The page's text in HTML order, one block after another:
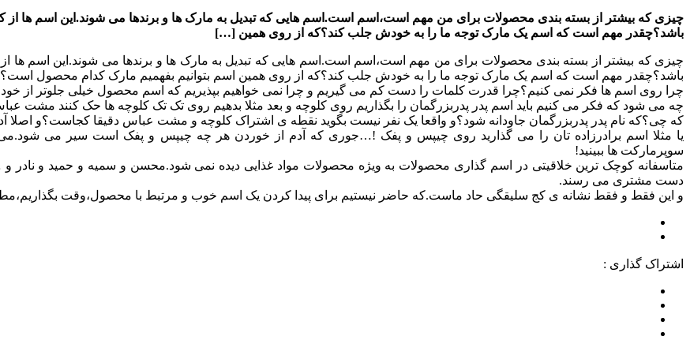
چیزی که بیشتر از بسته بندی محصولات برای من مهم است،اسم است.اسم هایی که تبدیل به مارک ها و برندها می شوند.این اسم ها
باشد؟چقدر مهم است که اسم یک مارک توجه ما را به خودش جلب کند؟که از روی همین […]
چیزی که بیشتر از بسته بندی محصولات برای من مهم است،اسم است.اسم هایی که تبدیل به مارک ها و برندها می شوند.این اسم
باشد؟چقدر مهم است که اسم یک مارک توجه ما را به خودش جلب کند؟که از روی همین اسم بتوانیم بفهمیم مارک کدام محصول است؟
چرا روی اسم ها فکر نمی کنیم؟چرا قدرت کلمات را دست کم می گیریم و چرا نمی خواهیم بپذیریم که اسم محصول خیلی جلوتر
چه می شود که فکر می کنیم باید اسم پدر پدربزرگمان را بگذاریم روی کلوچه و بعد مثلا بدهیم روی تک تک کلوچه ها حک کنند مشت
که چی؟که نام پدر پدربزرگمان جاودانه شود؟و واقعا یک نفر نیست بگوید نقطه ی اشتراک کلوچه و مشت عباس دقیقا کجاست؟و اصلا
یا مثلا اسم برادرزاده تان را می گذارید روی چیپس و پفک !…جوری که آدم از خوردن هر چه چیپس و پفک است سیر می شود.می
سوپرمارکت ها ببینید!
متاسفانه کوچک ترین خلاقیتی در اسم گذاری محصولات به ویژه محصولات مواد غذایی دیده نمی شود.محسن و سمیه و حمید
دست مشتری می رسند.
و این فقط و فقط نشانه ی کج سلیقگی حاد ماست.که حاضر نیستیم برای پیدا کردن یک اسم خوب و مرتبط با محصول،وقت
اشتراک گذاری :